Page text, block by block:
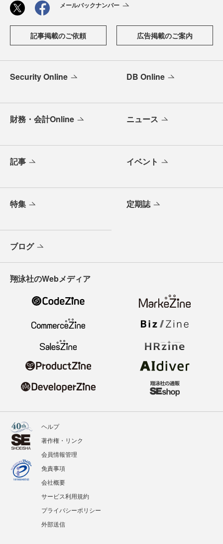
メールバックナンバー
記事掲載のご依頼 広告掲載のご案内
Security Online DB Online
財務・会計Online ニュース
記事 イベント
特集 定期誌
ブログ
翔泳社のWebメディア
ヘルプ
著作権・リンク
会員情報管理
免責事項
会社概要
サービス利用規約
プライバシーポリシー
外部送信